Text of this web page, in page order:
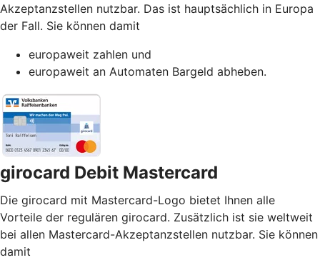
Akzeptanzstellen nutzbar. Das ist hauptsächlich in Europa
der Fall. Sie können damit
europaweit zahlen und
europaweit an Automaten Bargeld abheben.
girocard Debit Mastercard
Die girocard mit Mastercard-Logo bietet Ihnen alle
Vorteile der regulären girocard. Zusätzlich ist sie weltweit
bei allen Mastercard-Akzeptanzstellen nutzbar. Sie können
damit